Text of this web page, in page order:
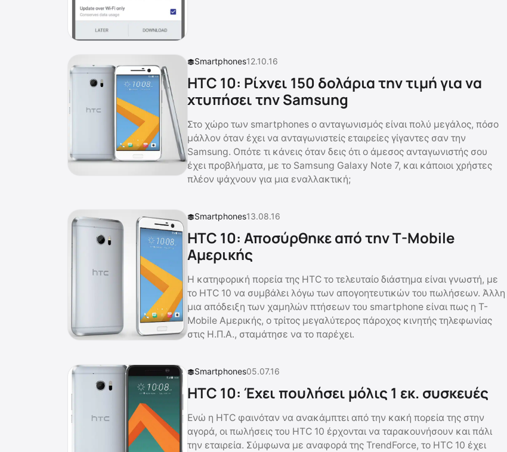
Smartphones12.10.16
HTC 10: Ρίχνει 150 δολάρια την τιμή για να
χτυπήσει την Samsung
Στο χώρο των smartphones o ανταγωνισμός είναι πολύ μεγάλος, πόσο
μάλλον όταν έχει να ανταγωνιστείς εταιρείες γίγαντες σαν την
Samsung. Οπότε τι κάνεις όταν δεις ότι ο άμεσος ανταγωνιστής σου
έχει προβλήματα, με το Samsung Galaxy Note 7, και κάποιοι χρήστες
πλέον ψάχνουν για μια εναλλακτική;
Smartphones13.08.16
HTC 10: Αποσύρθηκε από την T-Mobile
Αμερικής
Η κατηφορική πορεία της HTC το τελευταίο διάστημα είναι γνωστή, με
το HTC 10 να συμβάλει λόγω των απογοητευτικών του πωλήσεων. Άλλη
μια απόδειξη των χαμηλών πτήσεων του smartphone είναι πως η T-
Mobile Αμερικής, ο τρίτος μεγαλύτερος πάροχος κινητής τηλεφωνίας
στις Η.Π.Α., σταμάτησε να το παρέχει.
Smartphones05.07.16
HTC 10: Έχει πουλήσει μόλις 1 εκ. συσκευές
Ενώ η HTC φαινόταν να ανακάμπτει από την κακή πορεία της στην
αγορά, οι πωλήσεις του HTC 10 έρχονται να ταρακουνήσουν και πάλι
την εταιρεία. Σύμφωνα με αναφορά της TrendForce, το HTC 10 έχει